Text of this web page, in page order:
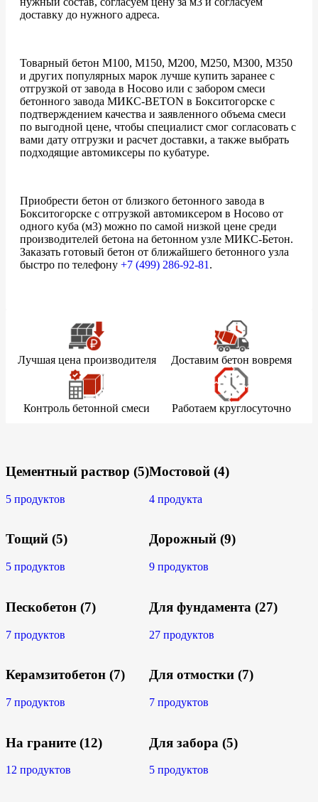
доставку до нужного адреса.
Товарный бетон М100, М150, М200, М250, М300, М350
и других популярных марок лучше купить заранее с
отгрузкой от завода в Носово или с забором смеси
бетонного завода МИКС-BETON в Бокситогорске с
подтверждением качества и заявленного объема смеси
по выгодной цене, чтобы специалист смог согласовать с
вами дату отгрузки и расчет доставки, а также выбрать
подходящие автомиксеры по кубатуре.
Приобрести бетон от близкого бетонного завода в
Бокситогорске с отгрузкой автомиксером в Носово от
одного куба (м3) можно по самой низкой цене среди
производителей бетона на бетонном узле МИКС-Бетон.
Заказать готовый бетон от ближайшего бетонного узла
быстро по телефону +7 (499) 286-92-81 .
Лучшая цена производителя Доставим бетон вовремя
Контроль бетонной смеси Работаем круглосуточно
Цементный раствор (5)
5 продуктов
Тощий (5)
5 продуктов
Пескобетон (7)
7 продуктов
Керамзитобетон (7)
7 продуктов
На граните (12)
12 продуктов
Мостовой (4)
4 продукта
Дорожный (9)
9 продуктов
Для фундамента (27)
27 продуктов
Для отмостки (7)
7 продуктов
Для забора (5)
5 продуктов